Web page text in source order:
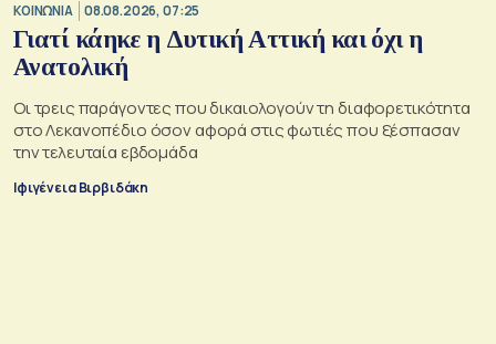
ΚΟΙΝΩΝΙΑ 08.08.2026, 07:25
Γιατί κάηκε η Δυτική Αττική και όχι η
Ανατολική
Oι τρεις παράγοντες που δικαιολογούν τη διαφορετικότητα
στο Λεκανοπέδιο όσον αφορά στις φωτιές που ξέσπασαν
την τελευταία εβδομάδα
Ιφιγένεια Βιρβιδάκη